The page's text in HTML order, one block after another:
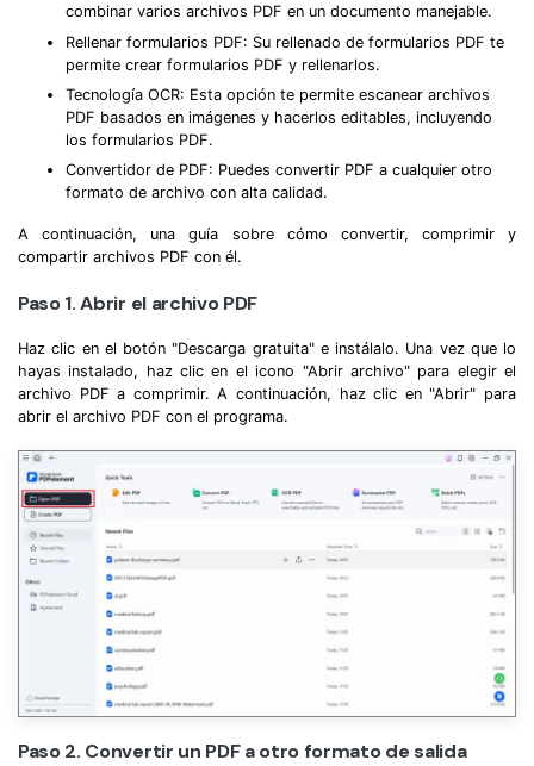
Adquiere PDFelement con descuento académico.
Centro de descargas
Descarga las herramientas de PDF.
Actualización
combinar varios archivos PDF en un documento manejable.
Rellenar formularios PDF: Su rellenado de formularios PDF te
permite crear formularios PDF y rellenarlos.
Tecnología OCR: Esta opción te permite escanear archivos
PDF basados en imágenes y hacerlos editables, incluyendo
los formularios PDF.
Convertidor de PDF: Puedes convertir PDF a cualquier otro
formato de archivo con alta calidad.
A continuación, una guía sobre cómo convertir, comprimir y
compartir archivos PDF con él.
Paso 1. Abrir el archivo PDF
Haz clic en el botón "Descarga gratuita" e instálalo. Una vez que lo
hayas instalado, haz clic en el icono "Abrir archivo" para elegir el
archivo PDF a comprimir. A continuación, haz clic en "Abrir" para
abrir el archivo PDF con el programa.
Paso 2. Convertir un PDF a otro formato de salida